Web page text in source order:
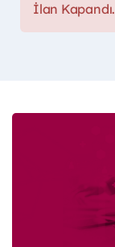
İlan Kapandı.